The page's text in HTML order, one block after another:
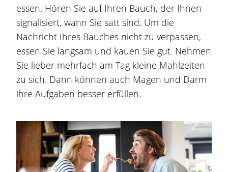
essen. Hören Sie auf Ihren Bauch, der Ihnen
signalisiert, wann Sie satt sind. Um die
Nachricht Ihres Bauches nicht zu verpassen,
essen Sie langsam und kauen Sie gut. Nehmen
Sie lieber mehrfach am Tag kleine Mahlzeiten
zu sich. Dann können auch Magen und Darm
ihre Aufgaben besser erfüllen.